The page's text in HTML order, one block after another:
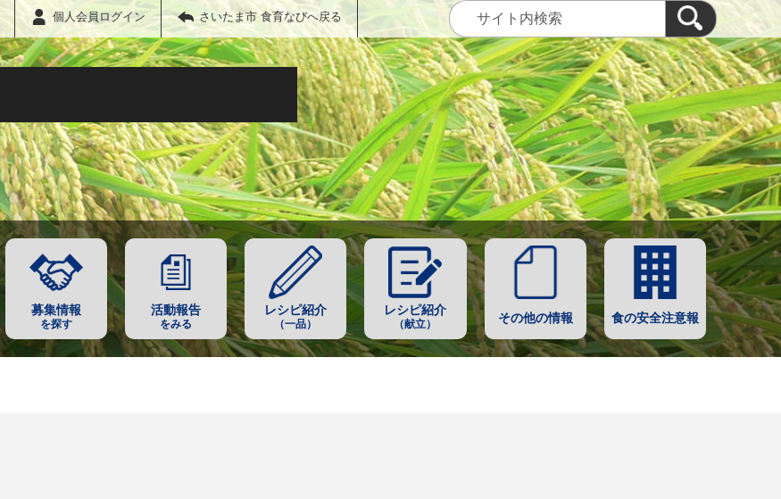
個人会員ログイン さいたま市 食育なびへ戻る
募集情報
を探す
活動報告
をみる
レシピ紹介
（一品）
レシピ紹介
（献立） その他の情報 食の安全注意報